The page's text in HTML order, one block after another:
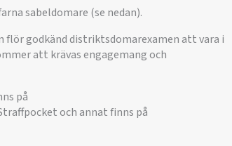
sabeldomare (se nedan).
flör godkänd distriktsdomarexamen att vara i
att krävas engagemang och
på
och annat finns på